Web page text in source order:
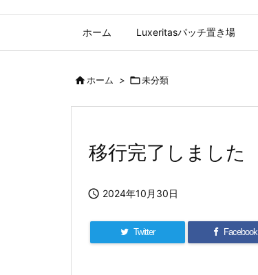
ホーム Luxeritasパッチ置き場
ホーム > 未分類
移行完了しました
 2024年10月30日
Twitter Facebook